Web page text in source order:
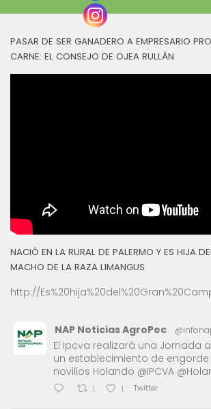
PASAR DE SER GANADERO A EMPRESARIO
CARNE: EL CONSEJO DE OJEA RULLÁN
NACIÓ EN LA RURAL DE PALERMO Y ES HIJA
MACHO DE LA RAZA LIMANGUS
http://
NAP Noticias AgroPec
El Ipcva realizará una Jornada
un establecimiento de
novillos Holando @IPCVA
1 1 Twitter